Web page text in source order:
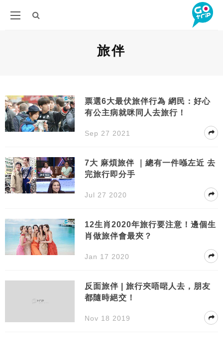
旅伴
票選6大最伏旅伴行為 網民：好心
有公主病就咪同人去旅行！
Sep 27 2021
7大 麻煩旅伴 ｜總有一件喺左近 去
完旅行即分手
Jul 27 2020
12生肖2020年旅行要注意！邊個生
肖做旅伴會最夾？
Jan 17 2020
反面旅伴 | 旅行夾唔啱人去，朋友
都隨時絕交！
Nov 18 2019